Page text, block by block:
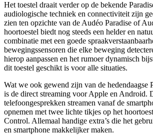
Het toestel draait verder op de bekende
audiologische techniek en connectiviteit zijn
zien ten opzichte van de Audéo Paradise of
hoortoestel biedt nog steeds een helder en
combinatie met een goede
bewegingssensoren die elke beweging
hierop aanpassen en het rumoer dynamisch
dit toestel geschikt is voor alle situaties.
Wat we ook gewend zijn van de hedendaagse
is de direct streaming voor Apple en Android.
telefoongesprekken streamen vanaf de
opnemen met twee lichte tikjes op het
Control. Allemaal handige extra’s die het
en smartphone makkelijker maken.